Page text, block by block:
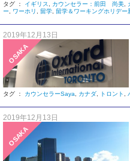
タグ ： イギリス, カウンセラー：前田 尚美,
ー, ワーホリ , 留学, 留学＆ワーキングホリデ
2019年12月13日
OSAKA
タグ ： カウンセラーSaya, カナダ, トロント ,
2019年12月13日
OSAKA